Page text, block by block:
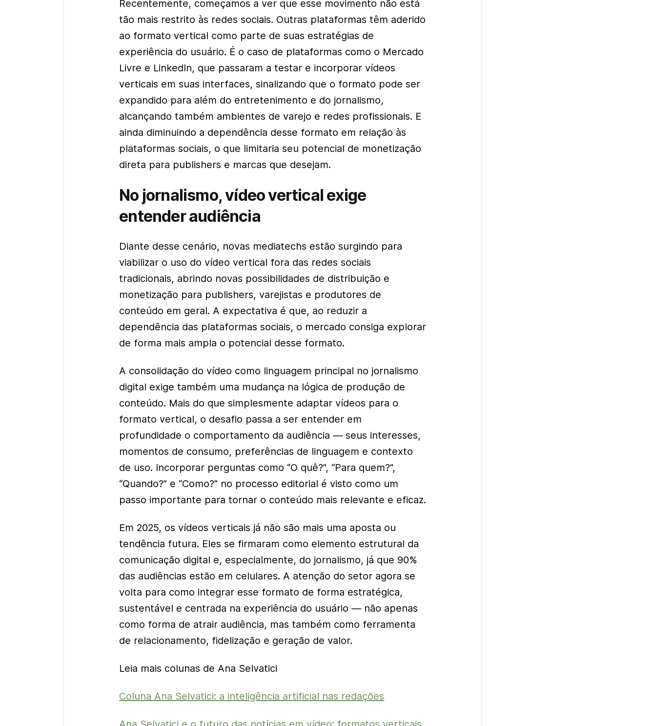
Recentemente, começamos a ver que esse movimento não está
tão mais restrito às redes sociais. Outras plataformas têm aderido
ao formato vertical como parte de suas estratégias de
experiência do usuário. É o caso de plataformas como o Mercado
Livre e LinkedIn, que passaram a testar e incorporar vídeos
verticais em suas interfaces, sinalizando que o formato pode ser
expandido para além do entretenimento e do jornalismo,
alcançando também ambientes de varejo e redes profissionais. E
ainda diminuindo a dependência desse formato em relação às
plataformas sociais, o que limitaria seu potencial de monetização
direta para publishers e marcas que desejam.
No jornalismo, vídeo vertical exige
entender audiência
Diante desse cenário, novas mediatechs estão surgindo para
viabilizar o uso do vídeo vertical fora das redes sociais
tradicionais, abrindo novas possibilidades de distribuição e
monetização para publishers, varejistas e produtores de
conteúdo em geral. A expectativa é que, ao reduzir a
dependência das plataformas sociais, o mercado consiga explorar
de forma mais ampla o potencial desse formato.
A consolidação do vídeo como linguagem principal no jornalismo
digital exige também uma mudança na lógica de produção de
conteúdo. Mais do que simplesmente adaptar vídeos para o
formato vertical, o desafio passa a ser entender em
profundidade o comportamento da audiência — seus interesses,
momentos de consumo, preferências de linguagem e contexto
de uso. Incorporar perguntas como “O quê?”, “Para quem?”,
“Quando?” e “Como?” no processo editorial é visto como um
passo importante para tornar o conteúdo mais relevante e eficaz.
Em 2025, os vídeos verticais já não são mais uma aposta ou
tendência futura. Eles se firmaram como elemento estrutural da
comunicação digital e, especialmente, do jornalismo, já que 90%
das audiências estão em celulares. A atenção do setor agora se
volta para como integrar esse formato de forma estratégica,
sustentável e centrada na experiência do usuário — não apenas
como forma de atrair audiência, mas também como ferramenta
de relacionamento, fidelização e geração de valor.
Leia mais colunas de Ana Selvatici
Coluna Ana Selvatici: a inteligência artificial nas redações